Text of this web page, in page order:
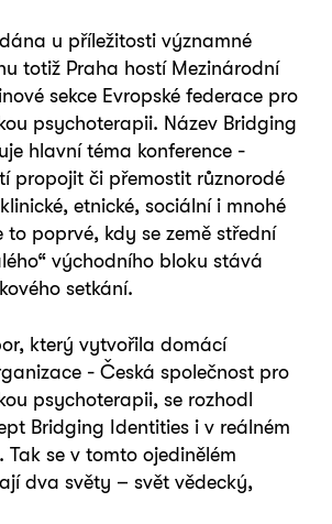
u příležitosti významné
totiž Praha hostí Mezinárodní
sekce Evropské federace pro
psychoterapii. Název Bridging
hlavní téma konference -
propojit či přemostit různorodé
etnické, sociální i mnohé
to poprvé, kdy se země střední
východního bloku stává
setkání.
který vytvořila domácí
- Česká společnost pro
psychoterapii, se rozhodl
Bridging Identities i v reálném
se v tomto ojedinělém
dva světy – svět vědecký,